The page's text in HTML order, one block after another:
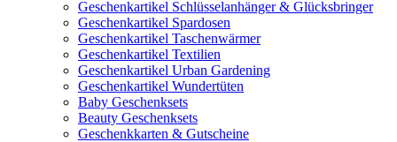
Geschenkartikel Schlüsselanhänger & Glücksbringer
Geschenkartikel Spardosen
Geschenkartikel Taschenwärmer
Geschenkartikel Textilien
Geschenkartikel Urban Gardening
Geschenkartikel Wundertüten
Baby Geschenksets
Beauty Geschenksets
Geschenkkarten & Gutscheine